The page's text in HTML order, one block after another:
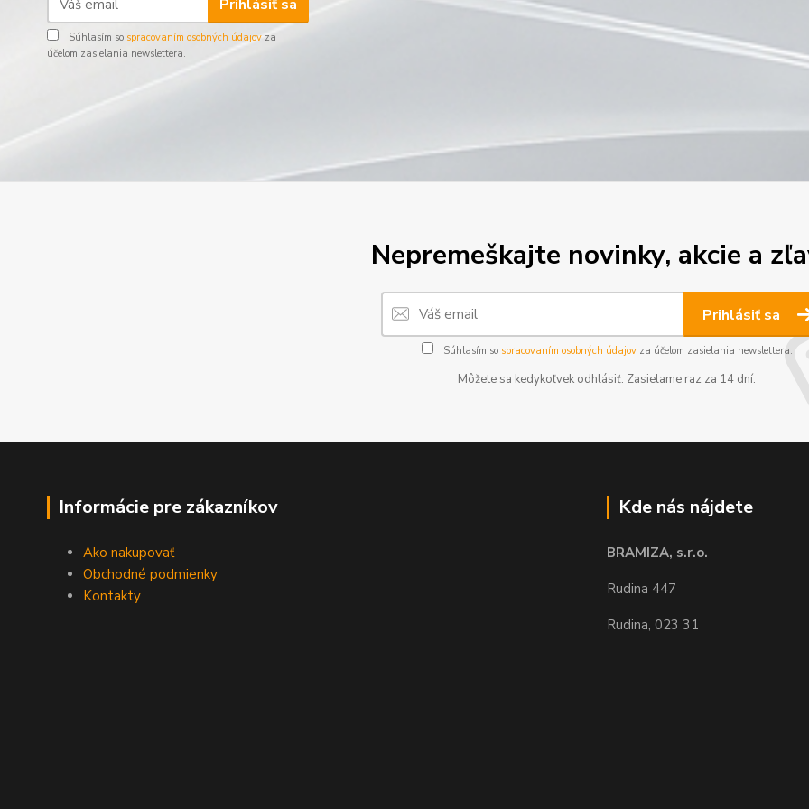
Prihlásiť sa
Súhlasím so spracovaním osobných údajov za
účelom zasielania newslettera.
Nepremeškajte novinky, akcie a
Prihlásiť sa
Súhlasím so spracovaním osobných údajovza účelom zasielania newslettera.
Môžete sa kedykoľvek odhlásiť. Zasielame raz za 14 dní.
Informácie pre zákazníkov
Ako nakupovať
Obchodné podmienky
Kontakty
Kde nás nájdete
BRAMIZA, s.r.o.
Rudina 447
Rudina, 023 31